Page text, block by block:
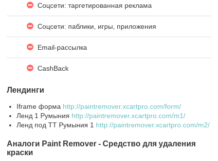
Соцсети: таргетированная реклама
Соцсети: паблики, игры, приложения
Email-рассылка
CashBack
Лендинги
Iframe форма http://paintremover.xcartpro.com/form/
Ленд 1 Румыния http://paintremover.xcartpro.com/m1/
Ленд под ТТ Румыния 1 http://paintremover.xcartpro.com/m2/
Аналоги Paint Remover - Средство для удаления
краски